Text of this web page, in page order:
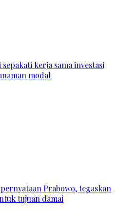
kerja sama investasi
modal
Prabowo, tegaskan
tujuan damai